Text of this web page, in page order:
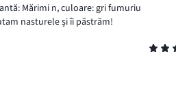
Mărimi n,culoare: gri fumuriu
nasturele și îi păstrăm!